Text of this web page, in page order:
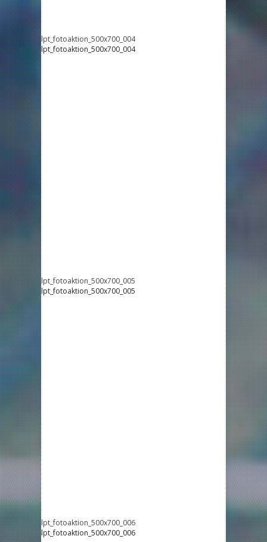
lpt_fotoaktion_500x700_004
lpt_fotoaktion_500x700_004
lpt_fotoaktion_500x700_005
lpt_fotoaktion_500x700_005
lpt_fotoaktion_500x700_006
lpt_fotoaktion_500x700_006